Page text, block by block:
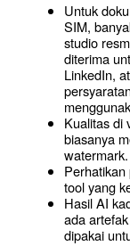
Untuk
SIM,
studio
diterima
LinkedIn,
Kualitas di
biasanya
watermark.
tool yang
Hasil AI
ada
dipakai